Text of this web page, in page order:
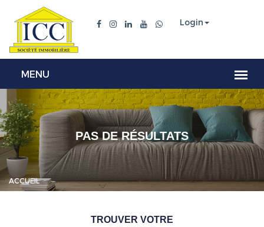
Login
PAS DE RÉSULTATS
ACCUEIL
TROUVER VOTRE